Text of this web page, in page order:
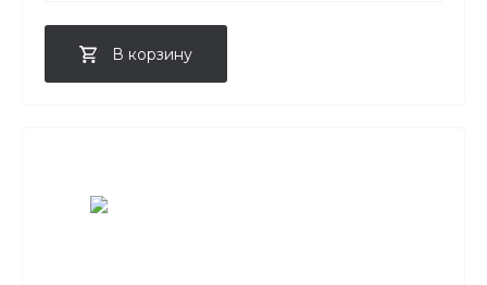
В корзину